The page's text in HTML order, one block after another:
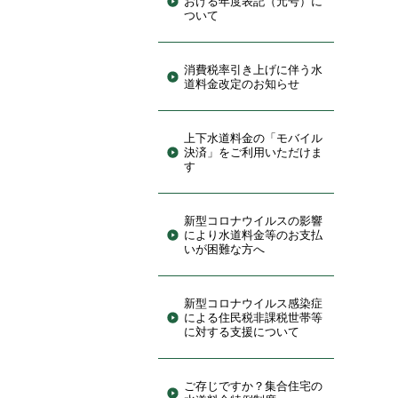
ついて
消費税率引き上げに伴う水
道料金改定のお知らせ
上下水道料金の「モバイル
決済」をご利用いただけま
す
新型コロナウイルスの影響
により水道料金等のお支払
いが困難な方へ
新型コロナウイルス感染症
による住民税非課税世帯等
に対する支援について
ご存じですか？集合住宅の